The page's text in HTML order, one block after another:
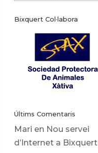
noticies
Bixquert Col·labora
Últims Comentaris
Mari en Nou servei
d’Internet a Bixquert